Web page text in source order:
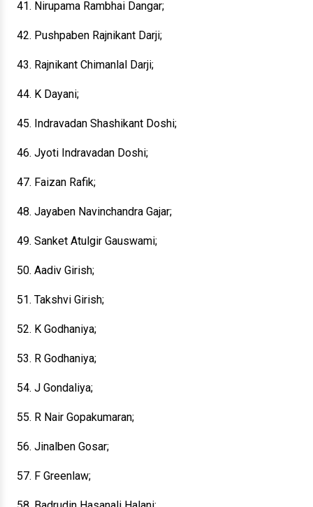
41. Nirupama Rambhai Dangar;
42. Pushpaben Rajnikant Darji;
43. Rajnikant Chimanlal Darji;
44. K Dayani;
45. Indravadan Shashikant Doshi;
46. Jyoti Indravadan Doshi;
47. Faizan Rafik;
48. Jayaben Navinchandra Gajar;
49. Sanket Atulgir Gauswami;
50. Aadiv Girish;
51. Takshvi Girish;
52. K Godhaniya;
53. R Godhaniya;
54. J Gondaliya;
55. R Nair Gopakumaran;
56. Jinalben Gosar;
57. F Greenlaw;